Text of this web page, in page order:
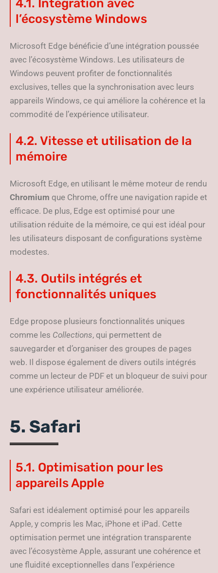
4.1. Intégration avec
l’écosystème Windows
Microsoft Edge bénéficie d’une intégration poussée
avec l’écosystème Windows. Les utilisateurs de
Windows peuvent profiter de fonctionnalités
exclusives, telles que la synchronisation avec leurs
appareils Windows, ce qui améliore la cohérence et la
commodité de l’expérience utilisateur.
4.2. Vitesse et utilisation de la
mémoire
Microsoft Edge, en utilisant le même moteur de rendu
Chromium que Chrome, offre une navigation rapide et
efficace. De plus, Edge est optimisé pour une
utilisation réduite de la mémoire, ce qui est idéal pour
les utilisateurs disposant de configurations système
modestes.
4.3. Outils intégrés et
fonctionnalités uniques
Edge propose plusieurs fonctionnalités uniques
comme les Collections, qui permettent de
sauvegarder et d’organiser des groupes de pages
web. Il dispose également de divers outils intégrés
comme un lecteur de PDF et un bloqueur de suivi pour
une expérience utilisateur améliorée.
5. Safari
5.1. Optimisation pour les
appareils Apple
Safari est idéalement optimisé pour les appareils
Apple, y compris les Mac, iPhone et iPad. Cette
optimisation permet une intégration transparente
avec l’écosystème Apple, assurant une cohérence et
une fluidité exceptionnelles dans l’expérience